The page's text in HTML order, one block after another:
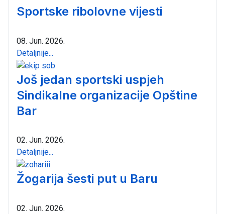
Sportske ribolovne vijesti
08. Jun. 2026.
Detaljnije...
Još jedan sportski uspjeh
Sindikalne organizacije Opštine
Bar
02. Jun. 2026.
Detaljnije...
Žogarija šesti put u Baru
02. Jun. 2026.